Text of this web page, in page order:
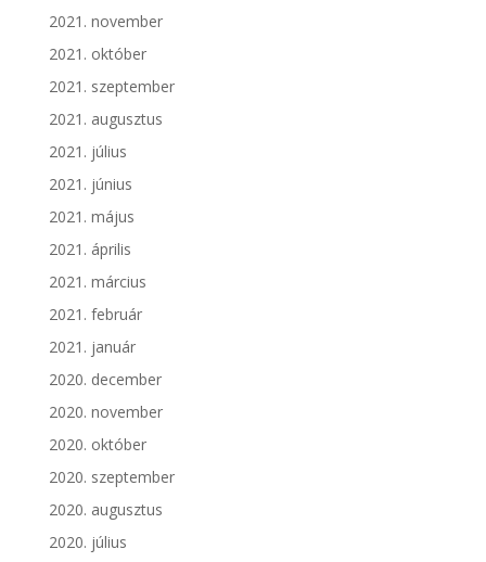
2021. november
2021. október
2021. szeptember
2021. augusztus
2021. július
2021. június
2021. május
2021. április
2021. március
2021. február
2021. január
2020. december
2020. november
2020. október
2020. szeptember
2020. augusztus
2020. július